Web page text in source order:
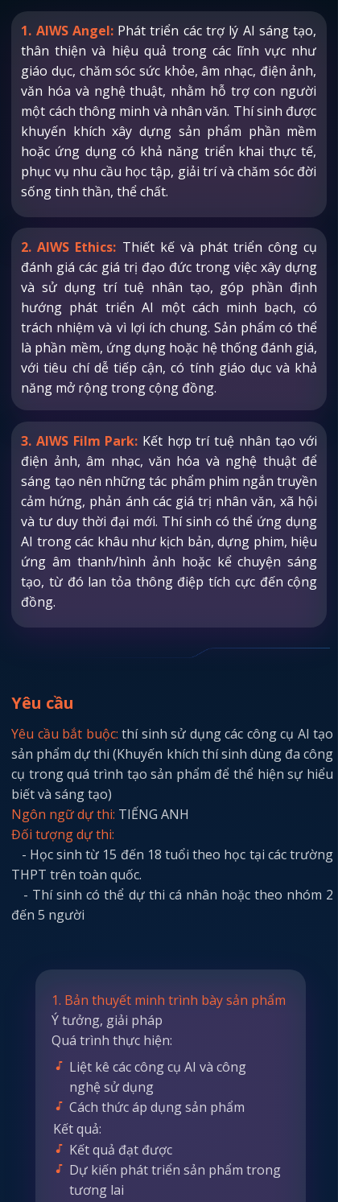
1. AIWS Angel:Phát triển các trợ lý AI sáng tạo,
thân thiện và hiệu quả trong các lĩnh vực như
giáo dục, chăm sóc sức khỏe, âm nhạc, điện ảnh,
văn hóa và nghệ thuật, nhằm hỗ trợ con người
một cách thông minh và nhân văn. Thí sinh được
khuyến khích xây dựng sản phẩm phần mềm
hoặc ứng dụng có khả năng triển khai thực tế,
phục vụ nhu cầu học tập, giải trí và chăm sóc đời
sống tinh thần, thể chất.
2. AIWS Ethics: Thiết kế và phát triển công cụ
đánh giá các giá trị đạo đức trong việc xây dựng
và sử dụng trí tuệ nhân tạo, góp phần định
hướng phát triển AI một cách minh bạch, có
trách nhiệm và vì lợi ích chung. Sản phẩm có thể
là phần mềm, ứng dụng hoặc hệ thống đánh giá,
với tiêu chí dễ tiếp cận, có tính giáo dục và khả
năng mở rộng trong cộng đồng.
3. AIWS Film Park: Kết hợp trí tuệ nhân tạo với
điện ảnh, âm nhạc, văn hóa và nghệ thuật để
sáng tạo nên những tác phẩm phim ngắn truyền
cảm hứng, phản ánh các giá trị nhân văn, xã hội
và tư duy thời đại mới. Thí sinh có thể ứng dụng
AI trong các khâu như kịch bản, dựng phim, hiệu
ứng âm thanh/hình ảnh hoặc kể chuyện sáng
tạo, từ đó lan tỏa thông điệp tích cực đến cộng
đồng.
Yêu cầu
Yêu cầu bắt buộc: thí sinh sử dụng các công cụ AI tạo
sản phẩm dự thi (Khuyến khích thí sinh dùng đa công
cụ trong quá trình tạo sản phẩm để thể hiện sự hiểu
biết và sáng tạo)
Ngôn ngữ dự thi: TIẾNG ANH
Đối tượng dự thi:
- Học sinh từ 15 đến 18 tuổi theo học tại các trường
THPT trên toàn quốc.
- Thí sinh có thể dự thi cá nhân hoặc theo nhóm 2
đến 5 người
Liệt kê các công cụ AI và công
nghệ sử dụng
Cách thức áp dụng sản phẩm
Kết quả đạt được
Dự kiến phát triển sản phẩm trong
tương lai
Kết quả:
1. Bản thuyết minh trình bày sản phẩm
Ý tưởng, giải pháp
Quá trình thực hiện: